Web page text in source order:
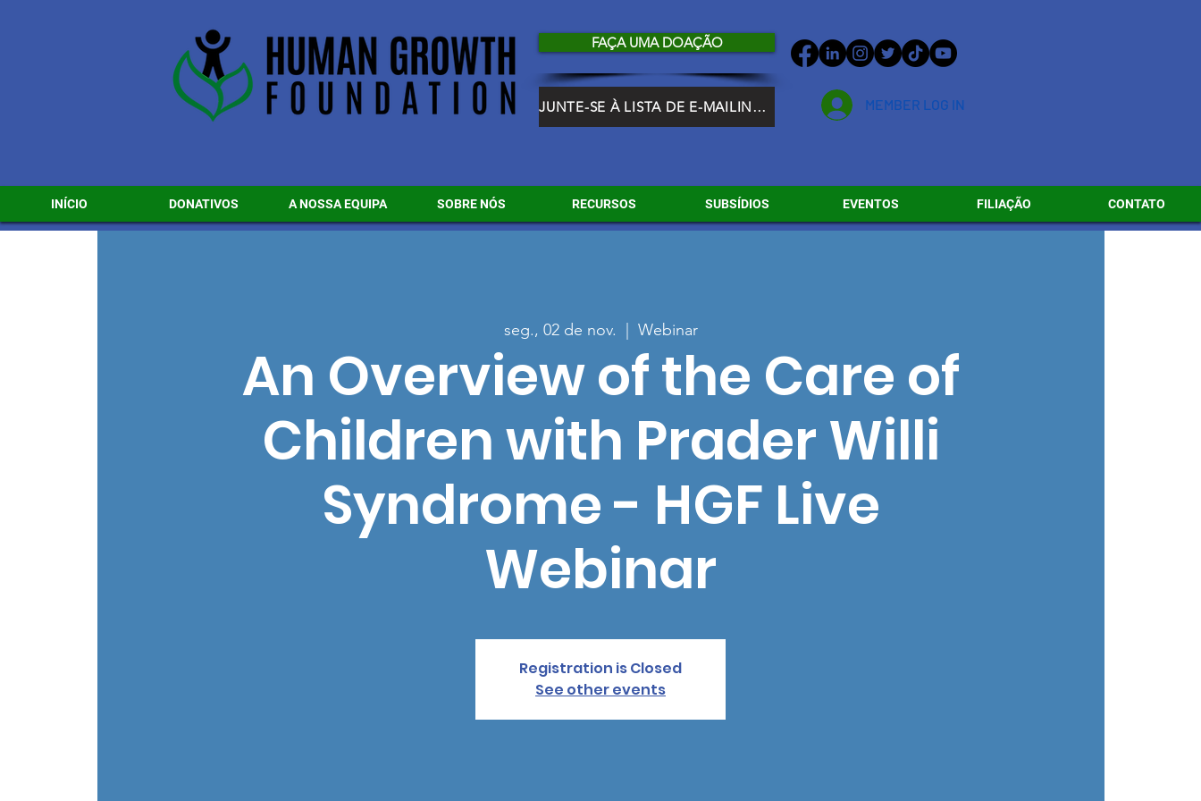
FAÇA UMA DOAÇÃO
JUNTE-SE À LISTA DE E-MAILING DO HGF MEMBER LOG IN
INÍCIO DONATIVOS A NOSSA EQUIPA SOBRE NÓS RECURSOS SUBSÍDIOS EVENTOS FILIAÇÃO CONTATO
seg., 02 de nov. Webinar
An Overview of the Care of
Children with Prader Willi
Syndrome - HGF Live
Webinar
Registration is Closed
See other events